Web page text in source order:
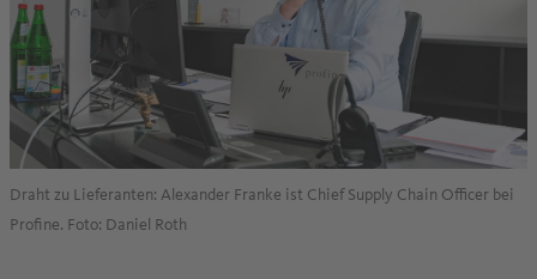
Draht zu Lieferanten: Alexander Franke ist Chief Supply Chain Officer bei
Profine. Foto: Daniel Roth